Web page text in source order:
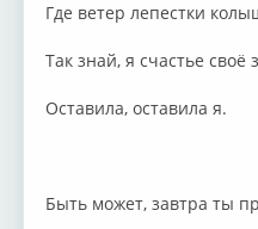
Где ветер лепестки
Так знай, я счастье своё
Оставила, оставила я.
Быть может, завтра ты